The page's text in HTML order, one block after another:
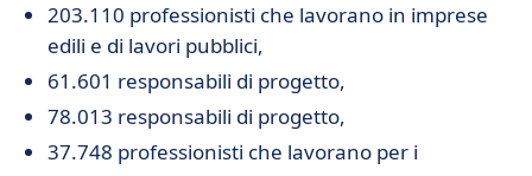
203.110 professionisti che lavorano in imprese
edili e di lavori pubblici,
61.601 responsabili di progetto,
78.013 responsabili di progetto,
37.748 professionisti che lavorano per i